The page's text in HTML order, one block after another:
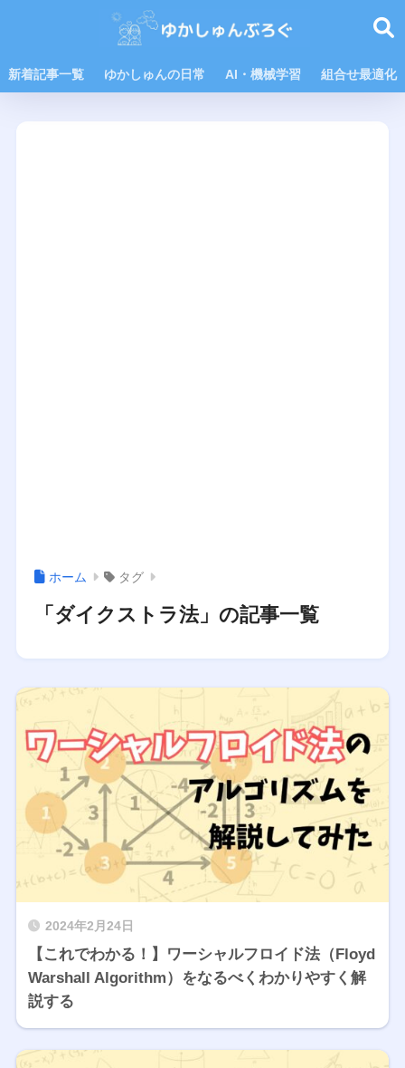
新着記事一覧 ゆかしゅんの日常 AI・機械学習 組合せ最適化
ホーム タグ
「ダイクストラ法」の記事一覧
2024年2月24日
【これでわかる！】ワーシャルフロイド法（Floyd
Warshall Algorithm）をなるべくわかりやすく解
説する